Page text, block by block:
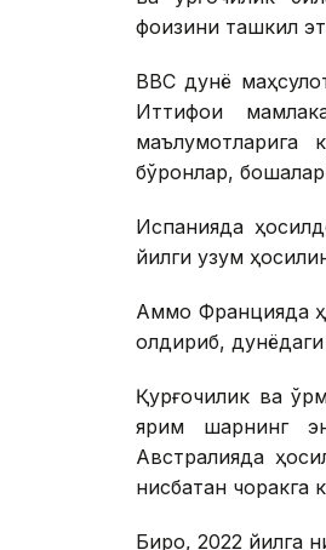
фоизини ташкил
BBC дунё
Иттифоқи
маълумотларига
бўронлар,
Испанияда
йилги узум
Аммо Францияда
қолдириб,
Қурғоқчилик ва
ярим шарнинг
Австралияда
нисбатан чоракга
Бироқ, 2022 йилга